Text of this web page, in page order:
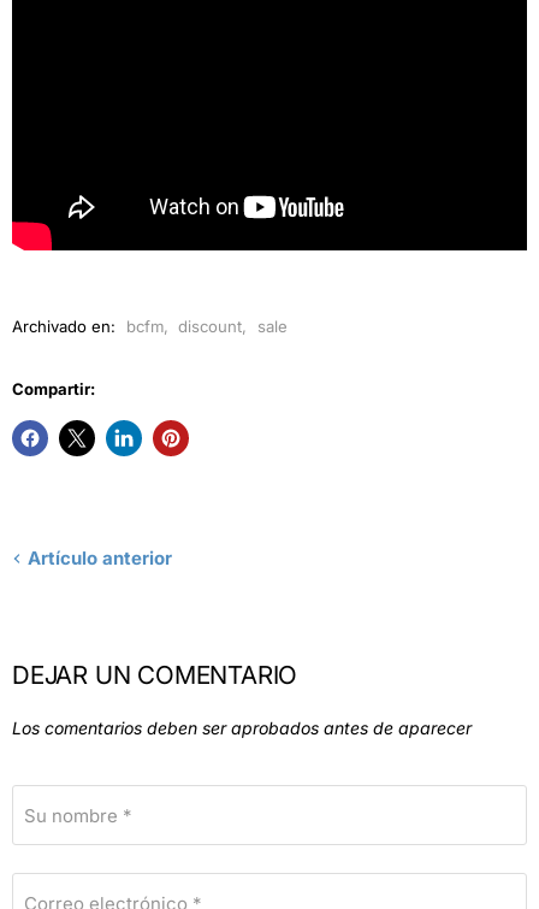
Archivado en: bcfm, discount, sale
Compartir:
Artículo anterior
DEJAR UN COMENTARIO
Los comentarios deben ser aprobados antes de aparecer
Su nombre *
Correo electrónico *